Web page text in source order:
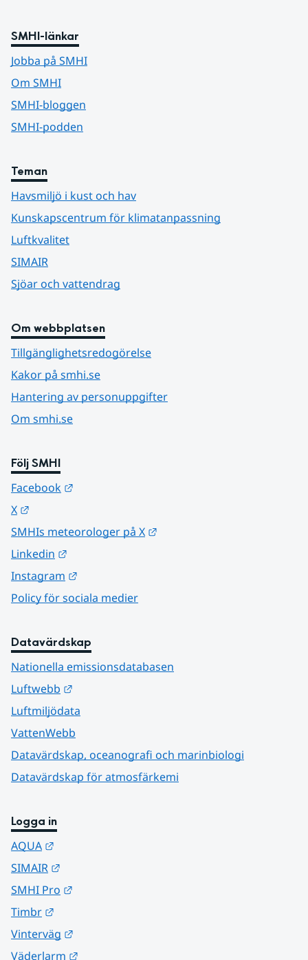
SMHI-länkar
Jobba på SMHI
Om SMHI
SMHI-bloggen
SMHI-podden
Teman
Havsmiljö i kust och hav
Kunskapscentrum för klimatanpassning
Luftkvalitet
SIMAIR
Sjöar och vattendrag
Om webbplatsen
Tillgänglighetsredogörelse
Kakor på smhi.se
Hantering av personuppgifter
Om smhi.se
Följ SMHI
Facebook
X
SMHIs meteorologer på X
Linkedin
Instagram
Policy för sociala medier
Datavärdskap
Nationella emissionsdatabasen
Luftwebb
Luftmiljödata
VattenWebb
Datavärdskap, oceanografi och marinbiologi
Datavärdskap för atmosfärkemi
Logga in
AQUA
SIMAIR
SMHI Pro
Timbr
Vinterväg
Väderlarm